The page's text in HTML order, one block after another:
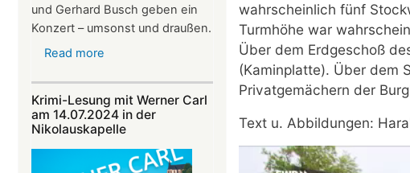
wahrscheinlich fünf
Turmhöhe war
Über dem Erdgeschoß
(Kaminplatte). Über dem
Privatgemächern der
Text u. Abbildungen:
und Gerhard Busch geben ein
Konzert – umsonst und draußen.
Read more
der
Nikolauskapelle
am
11.
Krimi-Lesung mit Werner Carl
am 14.07.2024 in der
Nikolauskapelle